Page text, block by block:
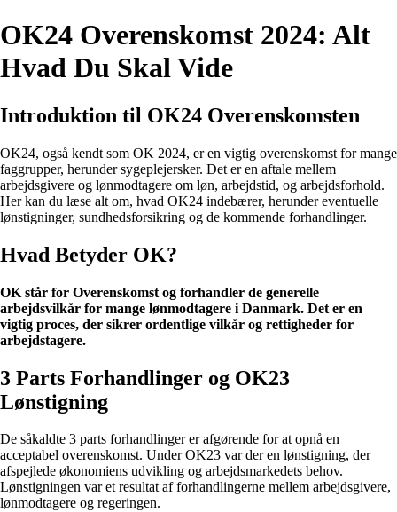
OK24 Overenskomst 2024: Alt
Hvad Du Skal Vide
Introduktion til OK24 Overenskomsten
OK24, også kendt som OK 2024, er en vigtig overenskomst for mange
faggrupper, herunder sygeplejersker. Det er en aftale mellem
arbejdsgivere og lønmodtagere om løn, arbejdstid, og arbejdsforhold.
Her kan du læse alt om, hvad OK24 indebærer, herunder eventuelle
lønstigninger, sundhedsforsikring og de kommende forhandlinger.
Hvad Betyder OK?
OK står for Overenskomst og forhandler de generelle
arbejdsvilkår for mange lønmodtagere i Danmark. Det er en
vigtig proces, der sikrer ordentlige vilkår og rettigheder for
arbejdstagere.
3 Parts Forhandlinger og OK23
Lønstigning
De såkaldte 3 parts forhandlinger er afgørende for at opnå en
acceptabel overenskomst. Under OK23 var der en lønstigning, der
afspejlede økonomiens udvikling og arbejdsmarkedets behov.
Lønstigningen var et resultat af forhandlingerne mellem arbejdsgivere,
lønmodtagere og regeringen.